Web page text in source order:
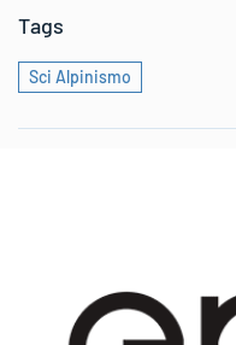
Tags
Sci Alpinismo